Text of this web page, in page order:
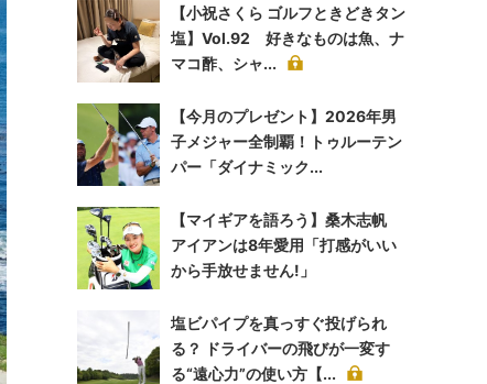
【小祝さくら ゴルフときどきタン
塩】Vol.92 好きなものは魚、ナ
マコ酢、シャ...
【今月のプレゼント】2026年男
子メジャー全制覇！トゥルーテン
パー「ダイナミック...
【マイギアを語ろう】桑木志帆
アイアンは8年愛用「打感がいい
から手放せません!」
塩ビパイプを真っすぐ投げられ
る？ ドライバーの飛びが一変す
る“遠心力”の使い方【...